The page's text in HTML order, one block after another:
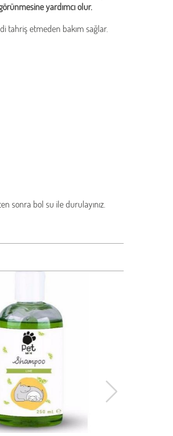
yardımcı olur.
tahriş etmeden bakım sağlar.
sonra bol su ile durulayınız.